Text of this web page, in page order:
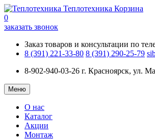
Теплотехника Корзина
0
заказать звонок
Заказ товаров и консультации по
8 (391) 221-33-80 8 (391) 290-25-79
8-902-940-03-26 г. Красноярск, ул.
Меню
О нас
Каталог
Акции
Монтаж